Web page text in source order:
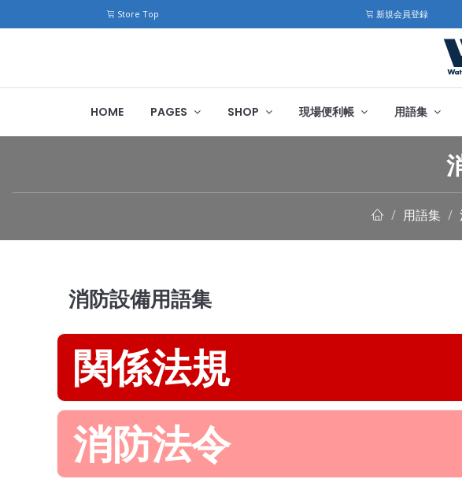
Store Top 新規会員登録
HOME PAGES SHOP 現場便利帳 用語集
用語集
消防設備用語集
関係法規
消防法令